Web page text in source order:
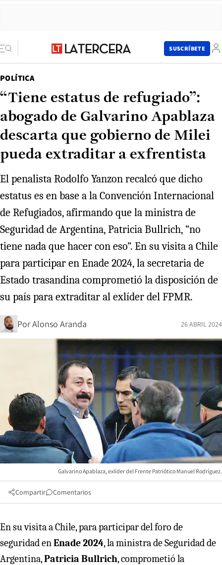
SUSCRÍBETE
POLÍTICA
“Tiene estatus de refugiado”:
abogado de Galvarino Apablaza
descarta que gobierno de Milei
pueda extraditar a exfrentista
El penalista Rodolfo Yanzon recalcó que dicho
estatus es en base a la Convención Internacional
de Refugiados, afirmando que la ministra de
Seguridad de Argentina, Patricia Bullrich, “no
tiene nada que hacer con eso”. En su visita a Chile
para participar en Enade 2024, la secretaria de
Estado trasandina comprometió la disposición de
su país para extraditar al exlíder del FPMR.
PorAlonso Aranda 26 ABRIL 2024
Galvarino Apablaza, exlíder del Frente Patriótico Manuel Rodríguez.
Compartir Comentarios
En su visita a Chile, para participar del foro de
seguridad enEnade 2024, la ministra de Seguridad de
Argentina,Patricia Bullrich, comprometió la